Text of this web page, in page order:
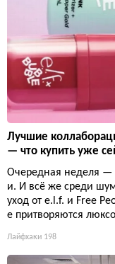
Лучшие
— что купить уже
Очередная неделя —
и. И всё же среди
уход от e.l.f. и Free
е притворяются
Лайфхаки 198